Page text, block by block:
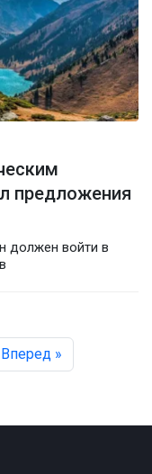
предложения
должен войти в
Вперед »